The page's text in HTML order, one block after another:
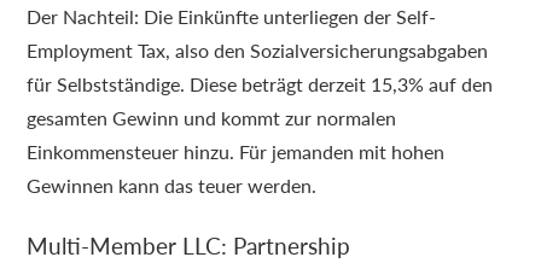
Der Nachteil: Die Einkünfte unterliegen der Self-
Employment Tax, also den Sozialversicherungsabgaben
für Selbstständige. Diese beträgt derzeit 15,3% auf den
gesamten Gewinn und kommt zur normalen
Einkommensteuer hinzu. Für jemanden mit hohen
Gewinnen kann das teuer werden.
Multi-Member LLC: Partnership